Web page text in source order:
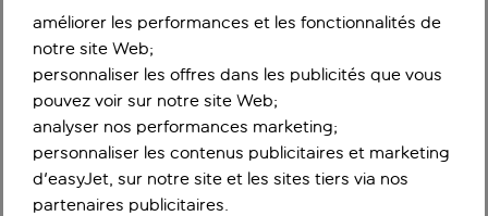
améliorer les performances et les fonctionnalités de
notre site Web;
personnaliser les offres dans les publicités que vous
pouvez voir sur notre site Web;
analyser nos performances marketing;
personnaliser les contenus publicitaires et marketing
d'easyJet, sur notre site et les sites tiers via nos
partenaires publicitaires.